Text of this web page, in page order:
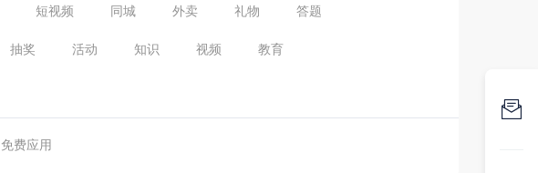
短视频 同城 外卖 礼物 答题
抽奖 活动 知识 视频 教育
免费应用
